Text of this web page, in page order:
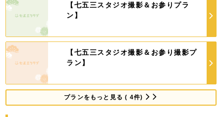
【七五三スタジオ撮影＆お参りプラ
ン】
【七五三スタジオ撮影＆お参り撮影プ
ラン】
プランをもっと見る ( 4件)